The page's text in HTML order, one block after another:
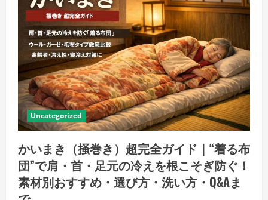
Uncategorized
かいまき（掻巻き）超完全ガイド｜“着る布
団”で肩・首・足元の冷えを根こそぎ防ぐ！
素材別おすすめ・選び方・洗い方・Q&Aま